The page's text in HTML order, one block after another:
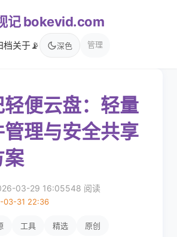
记 bokevid.com
档关于📡 深色 管理
便云盘：轻量
理与安全共享
案
03-29 16:05548 阅读
03-31 22:36
工具 精选 原创